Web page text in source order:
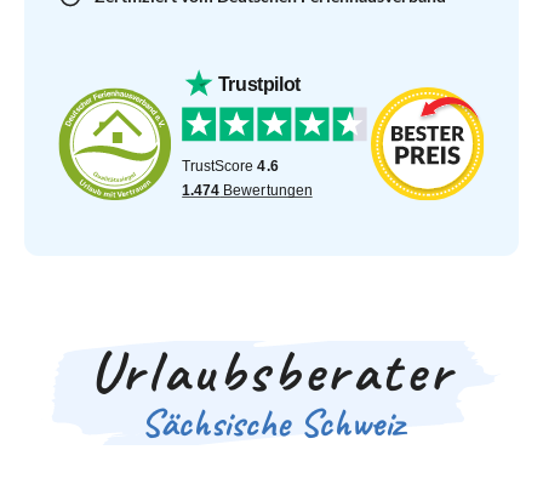
Urlaubsberater
Sächsische Schweiz